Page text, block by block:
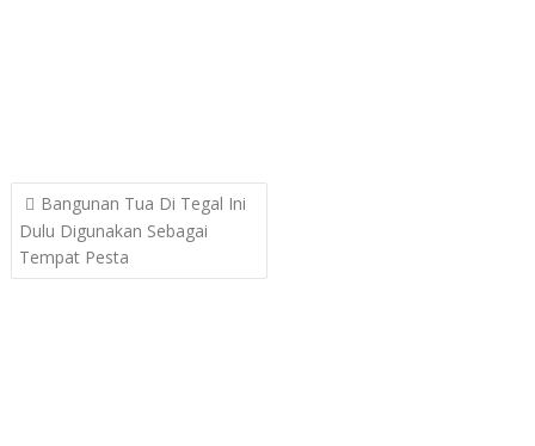
Post
navigation
Bangunan Tua Di Tegal Ini
Dulu Digunakan Sebagai
Tempat Pesta